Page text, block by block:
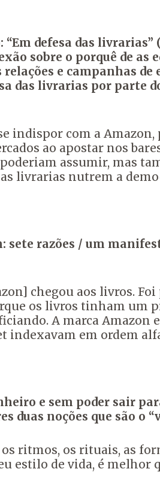
defesa das
sobre o porquê de
e campanhas
das livrarias por parte
indispor com a
ao apostar nos
assumir, mas
livrarias nutrem a
razões / um
chegou aos livros.
os livros tinham um
A marca
indexavam em ordem
e sem poder sair
duas noções que são o
ritmos, os rituais, as
estilo de vida, é melhor